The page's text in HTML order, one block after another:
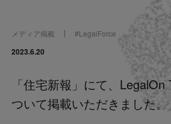
役員
Service
News
メディア掲載 #LegalForce
2023.6.20
「住宅新報」にて、LegalOn
ついて掲載いただきました。